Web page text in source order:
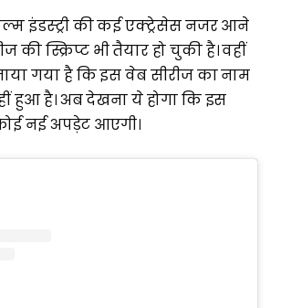
इंडस्ट्री की कई एक्ट्रेसेस नजर आने
की स्क्रिप्ट भी तैयार हो चुकी है। वहीं
गया है कि इस वेब सीरीज का नाम
हुआ है। अब देखना ये होगा कि इस
नई अपड़ेट आएगी।